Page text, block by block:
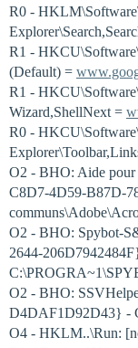
R0 -
R1 -
(Default) =
R1 -
Wizard,ShellNext =
R0 -
O2 - BHO: Aide pour
C8D7-4D59-B87D-
O2 - BHO: Spybot-
2644-
O2 - BHO:
D4DAF1D92D43} -
O4 - HKLM..\Run: